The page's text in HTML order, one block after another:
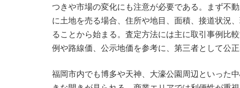
つきや市場の変化にも注意が必要である。まず不
に土地を売る場合、住所や地目、面積、接道状況
ることから始まる。査定方法には主に取引事例比
例や路線価、公示地価を参考に、第三者として公
福岡市内でも博多や天神、大濠公園周辺といった